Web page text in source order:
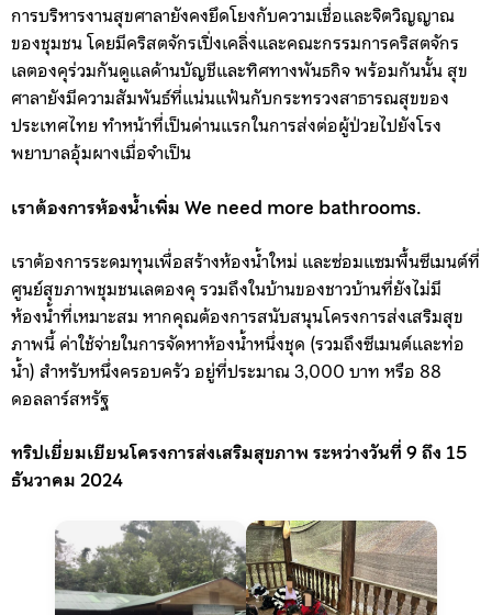
การบริหารงานสุขศาลายังคงยึดโยงกับความเชื่อและจิตวิญญาณ
ของชุมชน โดยมีคริสตจักรเปิ่งเคลิ่งและคณะกรรมการคริสตจักร
เลตองคุร่วมกันดูแลด้านบัญชีและทิศทางพันธกิจ พร้อมกันนั้น สุข
ศาลายังมีความสัมพันธ์ที่แน่นแฟ้นกับกระทรวงสาธารณสุขของ
ประเทศไทย ทำหน้าที่เป็นด่านแรกในการส่งต่อผู้ป่วยไปยังโรง
พยาบาลอุ้มผางเมื่อจำเป็น
เราต้องการห้องน้ำเพิ่ม We need more bathrooms.
เราต้องการระดมทุนเพื่อสร้างห้องน้ำใหม่ และซ่อมแซมพื้นซีเมนต์ที่
ศูนย์สุขภาพชุมชนเลตองคุ รวมถึงในบ้านของชาวบ้านที่ยังไม่มี
ห้องน้ำที่เหมาะสม หากคุณต้องการสนับสนุนโครงการส่งเสริมสุข
ภาพนี้ ค่าใช้จ่ายในการจัดหาห้องน้ำหนึ่งชุด (รวมถึงซีเมนต์และท่อ
น้ำ) สำหรับหนึ่งครอบครัว อยู่ที่ประมาณ 3,000 บาท หรือ 88
ดอลลาร์สหรัฐ
ทริปเยี่ยมเยียนโครงการส่งเสริมสุขภาพ ระหว่างวันที่ 9 ถึง 15
ธันวาคม 2024